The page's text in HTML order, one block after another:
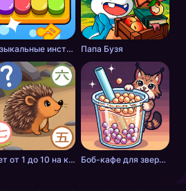
Музыкальные инструменты для детей Папа Бузя
Счет от 1 до 10 на китайском Боб-кафе для зверей. Мастер бабл-чая.